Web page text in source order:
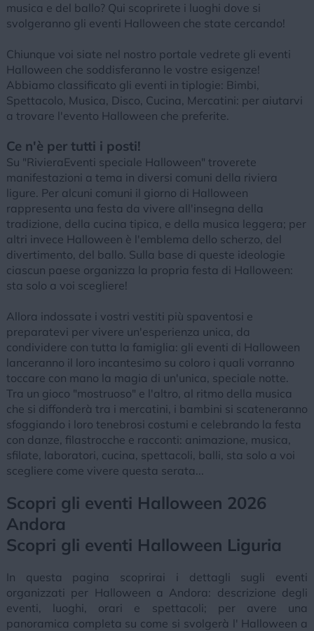
musica e del ballo? Qui scoprirete i luoghi dove si
svolgeranno gli eventi Halloween che state cercando!
Chiunque voi siate nel nostro portale vedrete gli eventi
Halloween che soddisferanno le vostre esigenze!
Abbiamo classificato gli eventi in tiplogie: Bimbi,
Spettacolo, Musica, Disco, Cucina, Mercatini: per aiutarvi
a trovare l'evento Halloween che preferite.
Ce n'è per tutti i posti!
Su "RivieraEventi speciale Halloween" troverete
manifestazioni a tema in diversi comuni della riviera
ligure. Per alcuni comuni il giorno di Halloween
rappresenta una festa da vivere all'insegna della
tradizione, della cucina tipica, e della musica leggera; per
altri invece Halloween è l'emblema dello scherzo, del
divertimento, del ballo. Sulla base di queste ideologie
ciascun paese organizza la propria festa di Halloween:
sta solo a voi scegliere!
Allora indossate i vostri vestiti più spaventosi e
preparatevi per vivere un'esperienza unica, da
condividere con tutta la famiglia: gli eventi di Halloween
lanceranno il loro incantesimo su coloro i quali vorranno
toccare con mano la magia di un'unica, speciale notte.
Tra un gioco "mostruoso" e l'altro, al ritmo della musica
che si diffonderà tra i mercatini, i bambini si scateneranno
sfoggiando i loro tenebrosi costumi e celebrando la festa
con danze, filastrocche e racconti: animazione, musica,
sfilate, laboratori, cucina, spettacoli, balli, sta solo a voi
scegliere come vivere questa serata...
Scopri gli eventi Halloween 2026
Andora
Scopri gli eventi Halloween Liguria
In questa pagina scoprirai i dettagli sugli eventi
organizzati per Halloween a Andora: descrizione degli
eventi, luoghi, orari e spettacoli; per avere una
panoramica completa su come si svolgerà l' Halloween a